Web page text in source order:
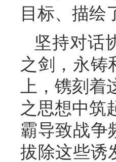
目标、描绘
坚持对话
之剑，永铸
上，镌刻
之思想中筑
霸导致战争
拔除这些诱